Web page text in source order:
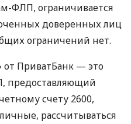
ФЛП, ограничивается
доверенных лиц
ограничений нет.
от ПриватБанк — это
предоставляющий
счету 2600,
рассчитываться